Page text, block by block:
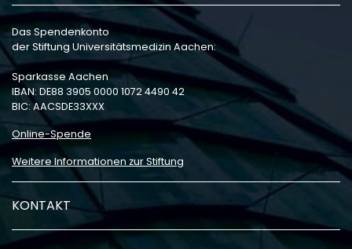
Das Spendenkonto
der Stiftung Universitätsmedizin Aachen:
Sparkasse Aachen
IBAN: DE88 3905 0000 1072 4490 42
BIC: AACSDE33XXX
Online-Spende
Weitere Informationen zur Stiftung
KONTAKT